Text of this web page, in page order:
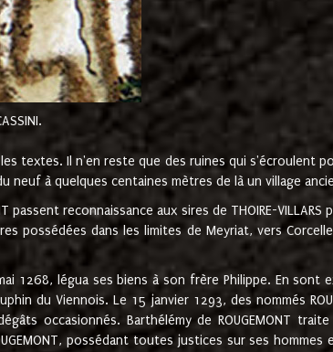
textes. Il n'en reste que des ruines qui s'écroulent
à quelques centaines mètres de là un village
passent reconnaissance aux sires de THOIRE-
possédées dans les limites de Meyriat, vers
1268, légua ses biens à son frère Philippe. En
du Viennois. Le 15 janvier 1293, des nommés
occasionnés. Barthélémy de ROUGEMONT
possédant toutes justices sur ses